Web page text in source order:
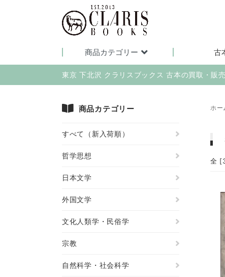
商品カテゴリー 古
東京 下北沢 クラリスブックス 古本の買取・販
ホー
全
商品カテゴリー
すべて（新入荷順）
哲学思想
日本文学
外国文学
文化人類学・民俗学
宗教
自然科学・社会科学